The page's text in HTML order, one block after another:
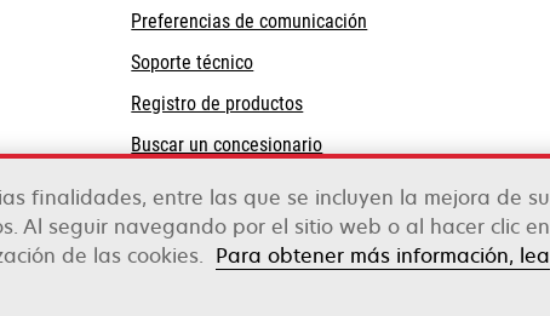
Preferencias de comunicación
Soporte técnicose
abre
en
una
nueva
Registro de productos
Buscar un concesionario
de Xerox
finalidades, entre las que se incluyen la mejora de su
Al seguir navegando por el sitio web o al hacer clic en
de las cookies. Para obtener más información, lea